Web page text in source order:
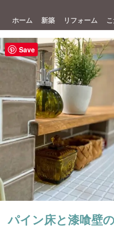
ホーム 新築 リフォーム
パイン床と漆喰壁
Save